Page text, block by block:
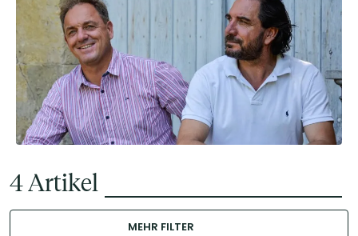
4Artikel
MEHR FILTER